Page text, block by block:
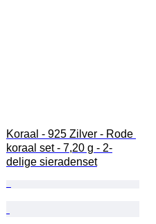
Koraal - 925 Zilver - Rode
koraal set - 7,20 g - 2-
delige sieradenset